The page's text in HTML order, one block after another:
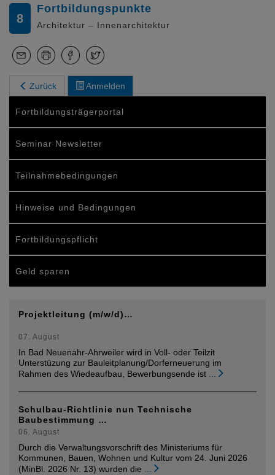
8
Fortbildungspunkte
Architektur – Innenarchitektur
Zurück Anmelden
Fortbildungsträgerportal
Seminar Newsletter
Teilnahmebedingungen
Hinweise und Bedingungen
Fortbildungspflicht
Geld sparen
Projektleitung (m/w/d)…
07. August
In Bad Neuenahr-Ahrweiler wird in Voll- oder Teilzit
Unterstüzung zur Bauleitplanung/Dorferneuerung im
Rahmen des Wiedeaufbau, Bewerbungsende ist ...
Schulbau-Richtlinie nun Technische
Baubestimmung …
06. August
Durch die Verwaltungsvorschrift des Ministeriums für
Kommunen, Bauen, Wohnen und Kultur vom 24. Juni 2026
(MinBl. 2026 Nr. 13) wurden die ...